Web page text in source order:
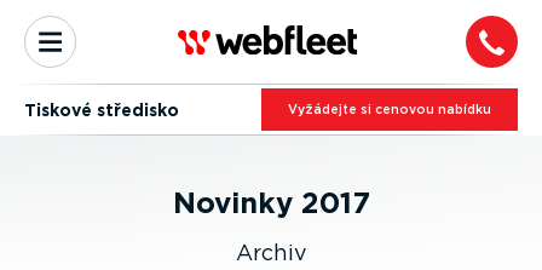
Tiskové středisko Vyžádejte si cenovou nabídku
Novinky2017
Archiv